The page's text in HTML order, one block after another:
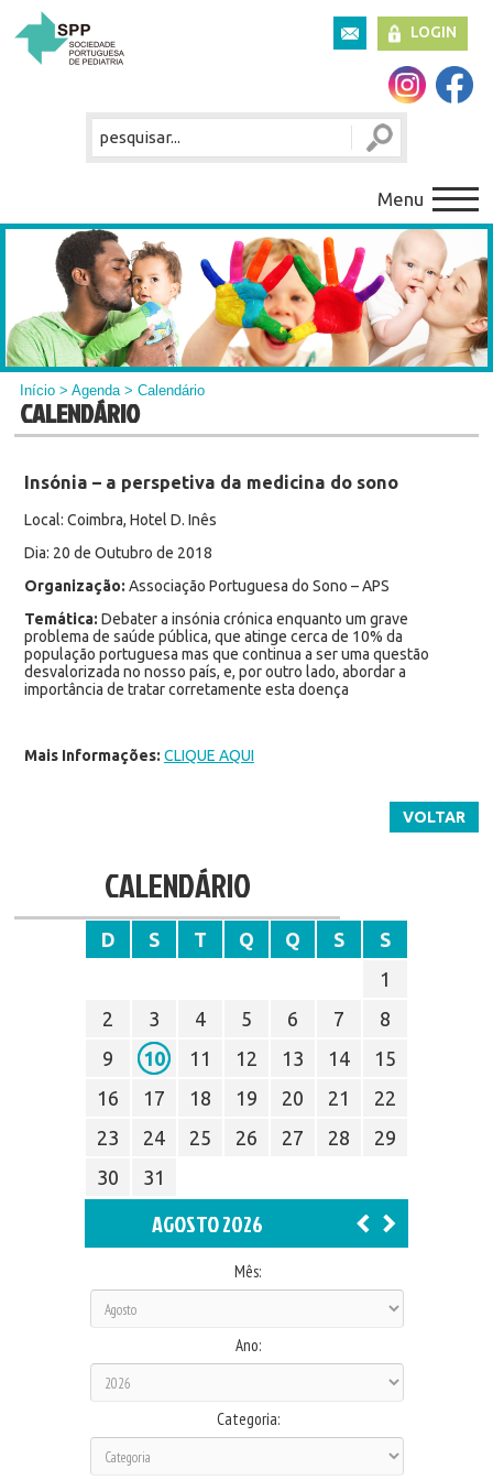
LOGIN
Menu
Início >Agenda> Calendário
CALENDÁRIO
Insónia – a perspetiva da medicina do sono
Local: Coimbra, Hotel D. Inês
Dia: 20 de Outubro de 2018
Organização: Associação Portuguesa do Sono – APS
Temática: Debater a insónia crónica enquanto um grave
problema de saúde pública, que atinge cerca de 10% da
população portuguesa mas que continua a ser uma questão
desvalorizada no nosso país, e, por outro lado, abordar a
importância de tratar corretamente esta doença
Mais Informações: CLIQUE AQUI
VOLTAR
CALENDÁRIO
D S T Q Q S
S
1
2
3 4 5 6 7
8
9
10 11 12 13 14
15
16
17 18 19 20 21
22
23
24 25 26 27 28
29
30
31
AGOSTO 2026
Mês:
Ano:
Categoria: